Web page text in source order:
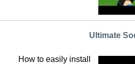
How to easily install